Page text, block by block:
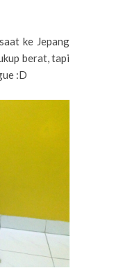
ke Jepang
berat, tapi
:D